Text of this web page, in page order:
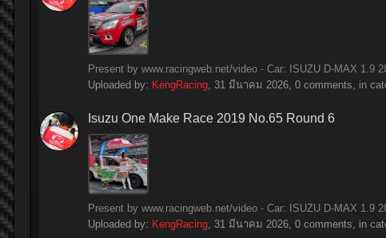
Present by www.racingweb.net/video - Car: ISUZU D-MAX 1.9
Uploaded by: KengRacing, 31 มีนาคม 2026, 0 comments, in
Isuzu One Make Race 2019 No.65 Round 6
Present by www.racingweb.net/video - Car: ISUZU D-MAX 1.9
Uploaded by: KengRacing, 31 มีนาคม 2026, 0 comments, in